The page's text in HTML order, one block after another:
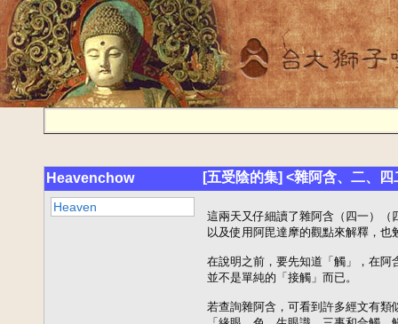
Heavenchow [五受陰的集] <雜阿含、二、四
Heaven
這兩天又仔細讀了雜阿含（四一）（
以及使用阿毘達摩的觀點來解釋，也
在說明之前，要先知道「觸」，在
並不是單純的「接觸」而已。
若查詢雜阿含，可看到許多經文有類